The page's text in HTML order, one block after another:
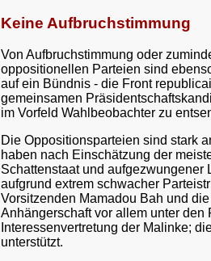
Keine Aufbruchstimmung
Von Aufbruchstimmung oder
oppositionellen Parteien sind
auf ein Bündnis - die Front
gemeinsamen
im Vorfeld Wahlbeobachter zu
Die Oppositionsparteien sind stark
haben nach Einschätzung der
Schattenstaat und
aufgrund extrem schwacher
Vorsitzenden Mamadou Bah und
Anhängerschaft vor allem unter
Interessenvertretung der Malinke;
unterstützt.